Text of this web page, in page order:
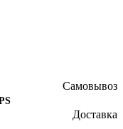
Самовывоз
Доставка